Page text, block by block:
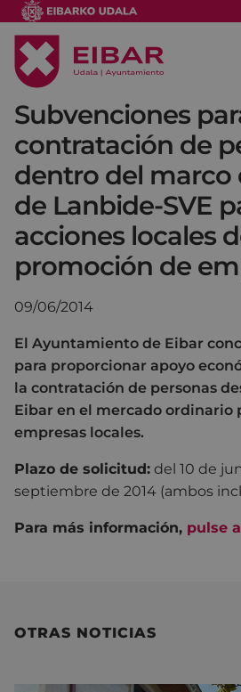
Subvenciones
contratación de
dentro del marco
de Lanbide-SVE
acciones locales
promoción de
09/06/2014
El Ayuntamiento de Eibar
para proporcionar apoyo
la contratación de personas
Eibar en el mercado ordinario
empresas locales.
Plazo de solicitud: del 10 de
septiembre de 2014 (ambos
Para más información, pulse
OTRAS NOTICIAS